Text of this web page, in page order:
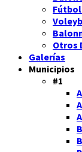
Otros
Galerías
Municipios
#1